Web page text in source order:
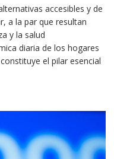
accesibles y de
a la par que resultan
y la salud
diaria de los hogares
el pilar esencial